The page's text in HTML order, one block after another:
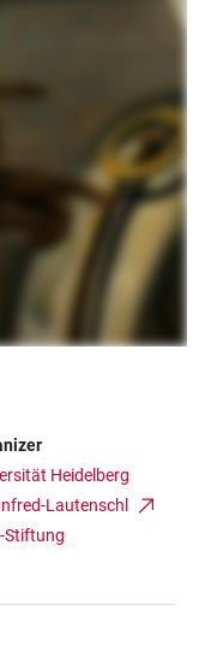
Heidelberg
Lautenschl
Stiftung